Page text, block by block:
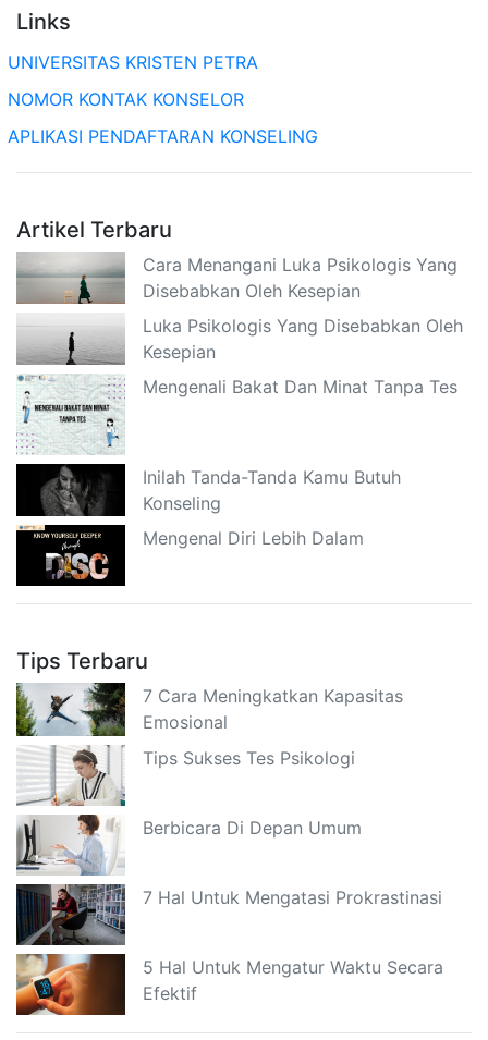
Links
UNIVERSITAS KRISTEN PETRA
NOMOR KONTAK KONSELOR
APLIKASI PENDAFTARAN KONSELING
Artikel Terbaru
Cara Menangani Luka Psikologis Yang
Disebabkan Oleh Kesepian
Luka Psikologis Yang Disebabkan Oleh
Kesepian
Mengenali Bakat Dan Minat Tanpa Tes
Inilah Tanda-Tanda Kamu Butuh
Konseling
Mengenal Diri Lebih Dalam
Tips Terbaru
7 Cara Meningkatkan Kapasitas
Emosional
Tips Sukses Tes Psikologi
Berbicara Di Depan Umum
7 Hal Untuk Mengatasi Prokrastinasi
5 Hal Untuk Mengatur Waktu Secara
Efektif